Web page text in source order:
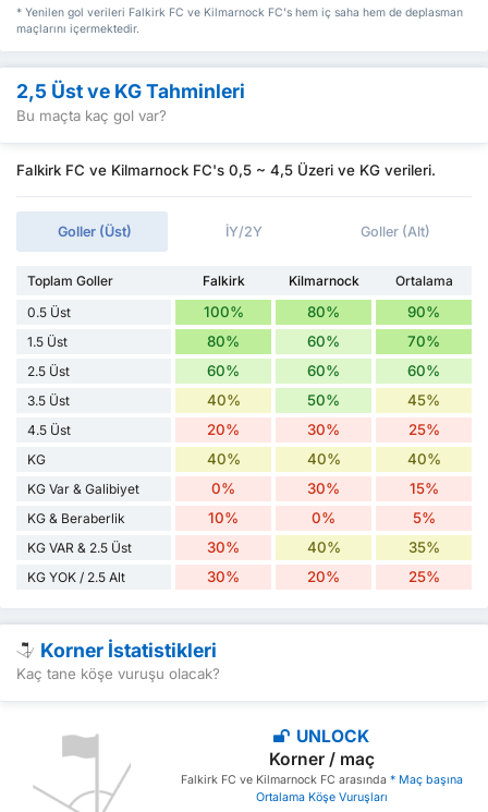
* Yenilen gol verileri Falkirk FC ve Kilmarnock FC's hem iç saha hem de deplasman
maçlarını içermektedir.
2,5 Üst ve KG Tahminleri
Bu maçta kaç gol var?
Falkirk FC ve Kilmarnock FC's 0,5 ~ 4,5 Üzeri ve KG verileri.
Goller (Üst) İY/2Y Goller (Alt)
Toplam Goller Falkirk Kilmarnock
Ortalama
0.5 Üst
100% 80% 90%
1.5 Üst 80% 60% 70%
2.5 Üst 60% 60% 60%
3.5 Üst 40% 50% 45%
4.5 Üst 20% 30% 25%
KG 40% 40% 40%
KG Var & Galibiyet 0% 30% 15%
KG & Beraberlik 10% 0% 5%
KG VAR & 2.5 Üst 30% 40% 35%
KG YOK / 2.5 Alt 30% 20% 25%
Korner İstatistikleri
Kaç tane köşe vuruşu olacak?
UNLOCK
Korner / maç
Falkirk FC ve Kilmarnock FC arasında * Maç başına
Ortalama Köşe Vuruşları